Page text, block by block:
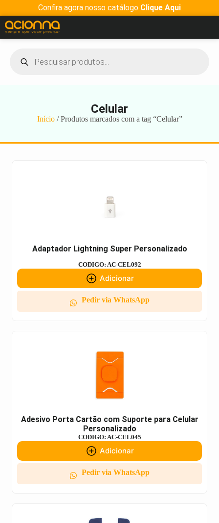
Confira agora nosso catálogo Clique Aqui
Celular
Início/ Produtos marcados com a tag “Celular”
Adaptador Lightning Super Personalizado
CODIGO: AC-CEL092
Adicionar
Pedir via WhatsApp
Adesivo Porta Cartão com Suporte para Celular
Personalizado
CODIGO: AC-CEL045
Adicionar
Pedir via WhatsApp